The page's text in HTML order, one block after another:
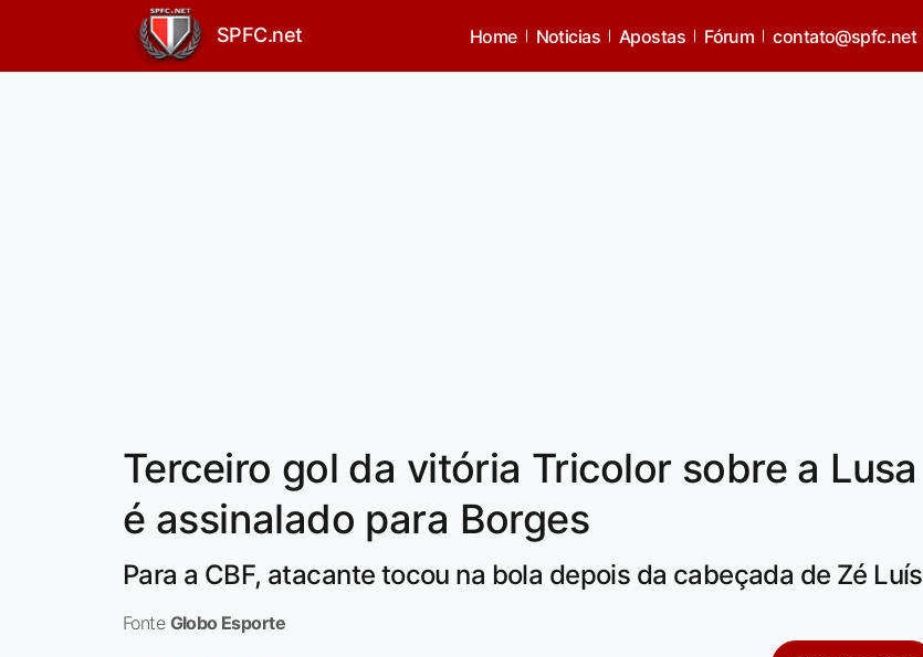
SPFC.net Home Noticias Apostas Fórum contato@spfc.net
Terceiro gol da vitória Tricolor sobre a Lusa
é assinalado para Borges
Para a CBF, atacante tocou na bola depois da cabeçada de Zé Luís
Fonte Globo Esporte